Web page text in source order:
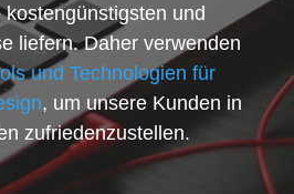
und
liefern. Daher verwenden
und Technologien für
, um unsere Kunden in
zufriedenzustellen.